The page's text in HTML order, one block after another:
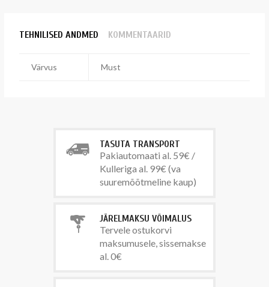
TEHNILISED ANDMED KOMMENTAARID
Värvus Must
TASUTA TRANSPORT
Pakiautomaati al. 59€ /
Kulleriga al. 99€ (va
suuremõõtmeline kaup)
JÄRELMAKSU VÕIMALUS
Tervele ostukorvi
maksumusele, sissemakse
al. 0€